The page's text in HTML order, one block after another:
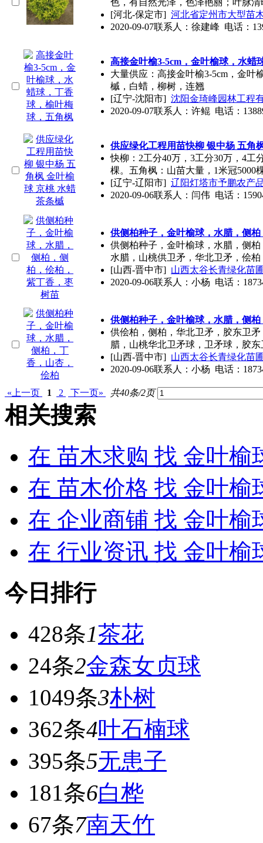
色，有自然光泽，色泽艳丽；叶脉清
[河北-保定市] 河北省定州市大型苗
2020-09-07联系人：徐建峰 电话：
高接金叶榆3-5cm， 金叶榆球，水蜡
大量供应：高接金叶榆3-5cm， 金叶
槭，白蜡，柳树，连翘
[辽宁-沈阳市] 沈阳金琦峰园林工程
2020-09-07联系人：许鲲 电话：
供应绿化工程用苗快柳 银中杨 五角
快柳：2工分40万，3工分30万，4工
棵。五角枫：山苗大量，1米冠5000
[辽宁-辽阳市] 辽阳灯塔市予鹏农产
2020-09-06联系人：闫伟 电话：
供侧柏种子， 金叶榆球，水腊，侧
供侧柏种子， 金叶榆球 ，水腊，侧
水腊，山桃供卫矛，华北卫矛，侩柏
[山西-晋中市] 山西太谷长青绿化苗
2020-09-06联系人：小杨 电话：
供侧柏种子， 金叶榆球，水腊，侧
供侩柏，侧柏，华北卫矛，胶东卫
腊，山桃华北卫矛球，卫矛球，胶东
[山西-晋中市] 山西太谷长青绿化苗
2020-09-06联系人：小杨 电话：
«上一页 1 2 下一页» 共40条/2页
相关搜索
在 苗木求购 找 金叶榆
在 苗木价格 找 金叶榆
在 企业商铺 找 金叶榆
在 行业资讯 找 金叶榆
今日排行
428条1茶花
24条2金森女贞球
1049条3朴树
362条4叶石楠球
395条5无患子
181条6白桦
67条7南天竹